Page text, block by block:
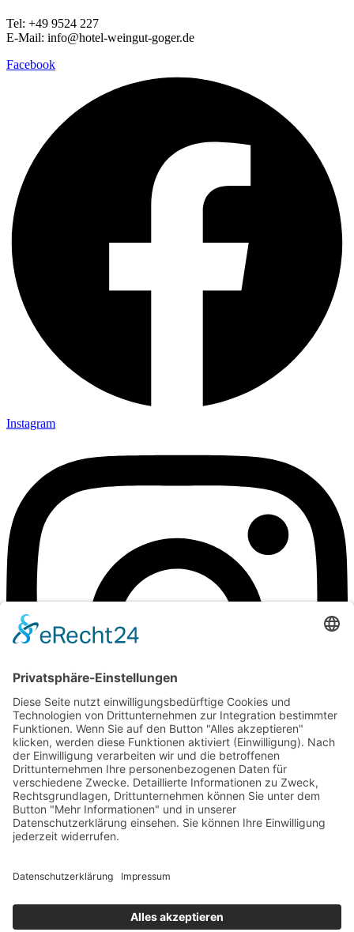
Tel: +49 9524 227
E-Mail: info@hotel-weingut-goger.de
Facebook
Instagram
zum Kontakt
Impressum
©Weingut Goger